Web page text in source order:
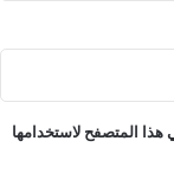
هذا المتصفح لاستخدامها